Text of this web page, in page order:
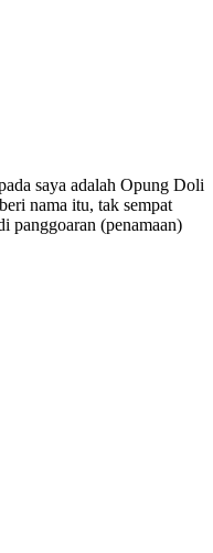
saya adalah Opung Doli
nama itu, tak sempat
panggoaran (penamaan)